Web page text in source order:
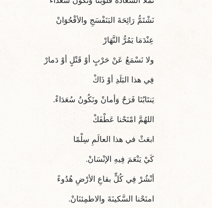
نَشْتَمُّ رَائِحَةَ البَنَفْسَجِ والأقْحُوَانْ
عِنْدَمَا يَمُرُّ النَّهَارْ
ولا نَسْمَعُ عَنْ حَرْبٍ أوْ قَتْلٍ أوْ دَمارْ
فِي هذا البَلَدِ أوْ ذَاكْ
يَنتَابُنَا فَرَحٌ وَأمانْ ونَكُونُ سُعَدَاءْ.
اللهُمَّ امْنَحْنا عَطْفَكْ
ابعَثْ في هذا العالَمِ سِلْمًا
كَيْ يَنْعَمَ فِيهِ الإنْسَانْ.
أنْشُرْ فِي كُلٍّ بقاعِ الأرْضِ هُدُوءً
امنَحْنا السَّكينَةَ والاطمِئنَانْ.